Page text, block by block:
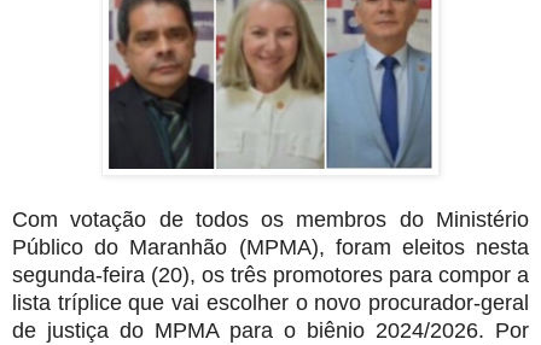
Com votação de todos os membros do Ministério
Público do Maranhão (MPMA), foram eleitos nesta
segunda-feira (20), os três promotores para compor a
lista tríplice que vai escolher o novo procurador-geral
de justiça do MPMA para o biênio 2024/2026. Por